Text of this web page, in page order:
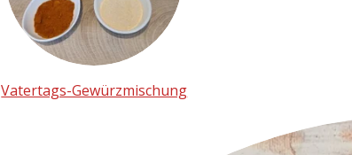
Vatertags-Gewürzmischung